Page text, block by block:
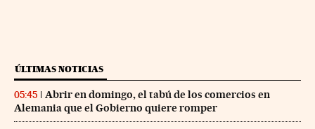
ÚLTIMAS NOTICIAS
05:45
Abrir en domingo, el tabú de los comercios en
Alemania que el Gobierno quiere romper